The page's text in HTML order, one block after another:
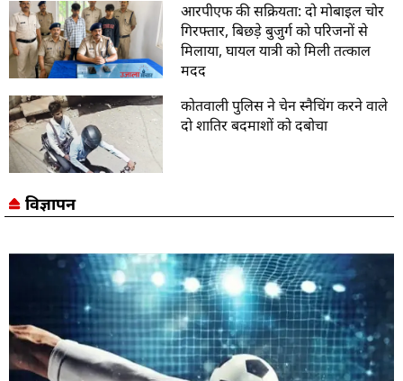
आरपीएफ की सक्रियता: दो मोबाइल चोर
गिरफ्तार, बिछड़े बुजुर्ग को परिजनों से
मिलाया, घायल यात्री को मिली तत्काल
मदद
कोतवाली पुलिस ने चेन स्नैचिंग करने वाले
दो शातिर बदमाशों को दबोचा
विज्ञापन